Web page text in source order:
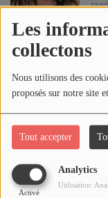
Les
collectons
Nous utilisons des
proposés sur notre site
Tout accepter
Analytics
Activé
Utilisation:
Vidéo
VIDÉO JOS
TOP CLIP
Playlist
Actualités